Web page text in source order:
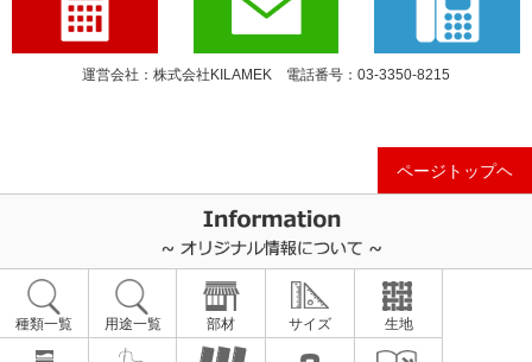
運営会社：株式会社KILAMEK 電話番号：03-3350-8215
ページトップヘ
種類一覧 用途一覧 部材 サイズ 生地